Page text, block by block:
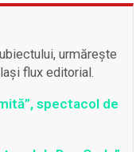
urmărește
flux editorial.
spectacol de